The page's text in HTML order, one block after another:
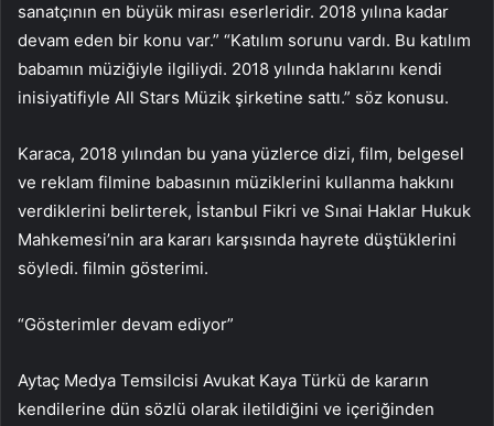
sanatçının en büyük mirası eserleridir. 2018 yılına kadar
devam eden bir konu var.” “Katılım sorunu vardı. Bu katılım
babamın müziğiyle ilgiliydi. 2018 yılında haklarını kendi
inisiyatifiyle All Stars Müzik şirketine sattı.” söz konusu.
Karaca, 2018 yılından bu yana yüzlerce dizi, film, belgesel
ve reklam filmine babasının müziklerini kullanma hakkını
verdiklerini belirterek, İstanbul Fikri ve Sınai Haklar Hukuk
Mahkemesi’nin ara kararı karşısında hayrete düştüklerini
söyledi. filmin gösterimi.
“Gösterimler devam ediyor”
Aytaç Medya Temsilcisi Avukat Kaya Türkü de kararın
kendilerine dün sözlü olarak iletildiğini ve içeriğinden